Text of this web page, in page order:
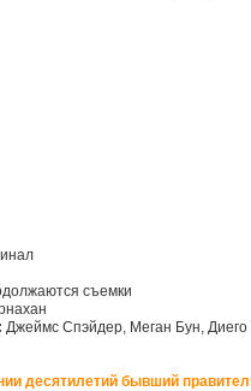
съемки
Джеймс Спэйдер, Меган Бун,
десятилетий бывший